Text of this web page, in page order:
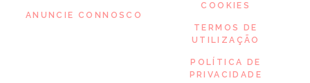
ANUNCIE CONNOSCO
COOKIES
TERMOS DE
UTILIZAÇÃO
POLÍTICA DE
PRIVACIDADE